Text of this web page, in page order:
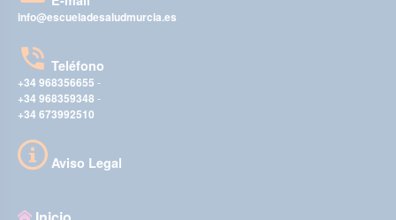
info@escueladesaludmurcia.es
Teléfono
+34 968356655 -
+34 968359348 -
+34 673992510
Aviso Legal